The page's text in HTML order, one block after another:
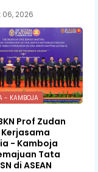
2026
- KAMBOJA
Prof Zudan
- Kamboja
Tata
di ASEAN